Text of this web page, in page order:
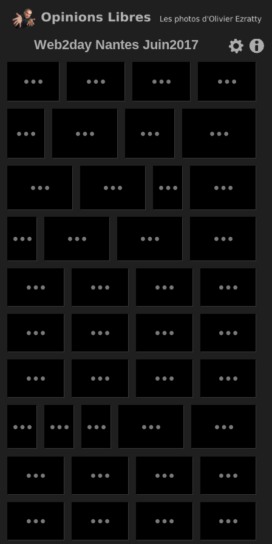
Web2day Nantes Juin2017